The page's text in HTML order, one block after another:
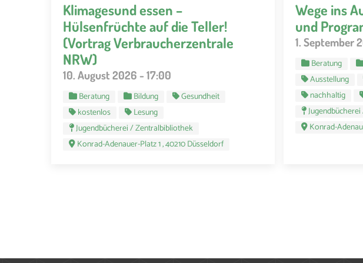
Klimagesund essen –
Hülsenfrüchte auf die Teller!
(Vortrag Verbraucherzentrale
NRW)
10. August 2026 - 17:00
Beratung Bildung
Gesundheit
kostenlos
Lesung
Jugendbücherei / Zentralbibliothek
Konrad-Adenauer-Platz 1 , 40210 Düsseldorf
Wege ins
und
1. September
Beratung
Ausstellung
nachhaltig
Konrad-